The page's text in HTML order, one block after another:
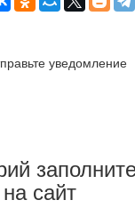
уведомление
сайт